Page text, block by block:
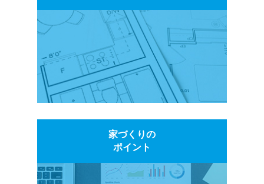
家づくりの
ポイント